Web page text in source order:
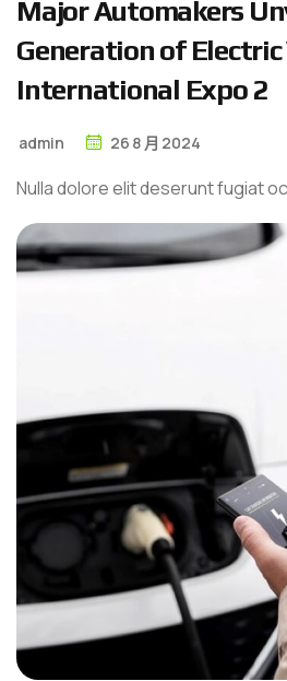
MajorAutomakers Un
Generation of Electric
International Expo 2
admin 26 8 月 2024
Nulla dolore elit deserunt fugiat